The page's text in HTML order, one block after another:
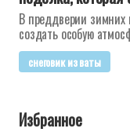
В преддверии зимних
создать особую
снеговик из ваты
Избранное